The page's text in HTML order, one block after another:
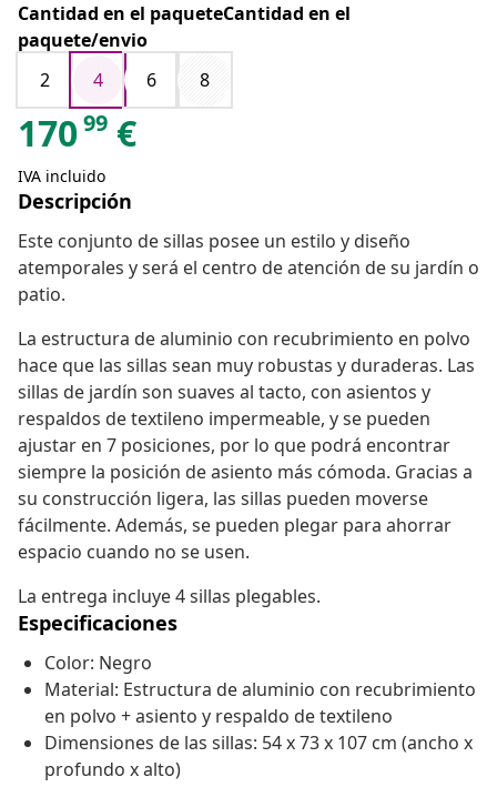
Cantidad en el paqueteCantidad en el
paquete/envio
2
4 6 8
17099 €
IVA incluido
Descripción
Este conjunto de sillas posee un estilo y diseño
atemporales y será el centro de atención de su jardín o
patio.
La estructura de aluminio con recubrimiento en polvo
hace que las sillas sean muy robustas y duraderas. Las
sillas de jardín son suaves al tacto, con asientos y
respaldos de textileno impermeable, y se pueden
ajustar en 7 posiciones, por lo que podrá encontrar
siempre la posición de asiento más cómoda. Gracias a
su construcción ligera, las sillas pueden moverse
fácilmente. Además, se pueden plegar para ahorrar
espacio cuando no se usen.
La entrega incluye 4 sillas plegables.
Especificaciones
Color: Negro
Material: Estructura de aluminio con recubrimiento
en polvo + asiento y respaldo de textileno
Dimensiones de las sillas: 54 x 73 x 107 cm (ancho x
profundo x alto)